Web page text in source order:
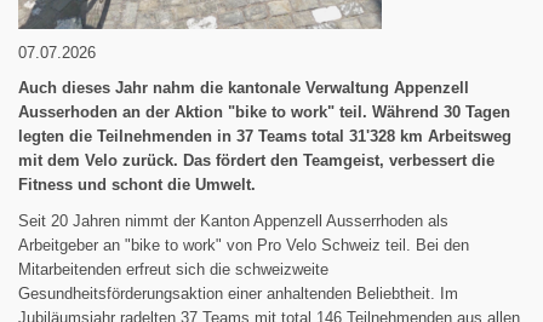
07.07.2026
Auch dieses Jahr nahm die kantonale Verwaltung Appenzell
Ausserhoden an der Aktion "bike to work" teil. Während 30 Tagen
legten die Teilnehmenden in 37 Teams total 31'328 km Arbeitsweg
mit dem Velo zurück. Das fördert den Teamgeist, verbessert die
Fitness und schont die Umwelt.
Seit 20 Jahren nimmt der Kanton Appenzell Ausserrhoden als
Arbeitgeber an "bike to work" von Pro Velo Schweiz teil. Bei den
Mitarbeitenden erfreut sich die schweizweite
Gesundheitsförderungsaktion einer anhaltenden Beliebtheit. Im
Jubiläumsjahr radelten 37 Teams mit total 146 Teilnehmenden aus allen